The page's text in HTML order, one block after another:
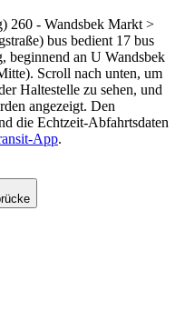
260 - Wandsbek Markt >
bus bedient 17 bus
beginnend an U Wandsbek
Scroll nach unten, um
Haltestelle zu sehen, und
angezeigt. Den
die Echtzeit-Abfahrtsdaten
App.